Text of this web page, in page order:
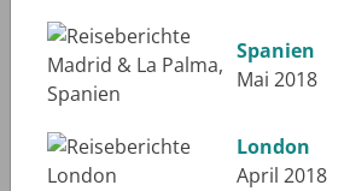
Spanien
Mai 2018
London
April 2018